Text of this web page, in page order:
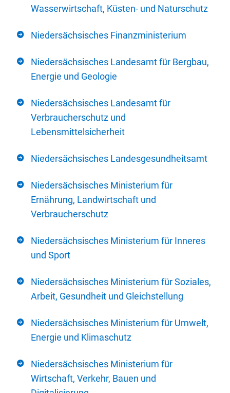
Wasserwirtschaft, Küsten- und Naturschutz
Niedersächsisches Finanzministerium
Niedersächsisches Landesamt für Bergbau,
Energie und Geologie
Niedersächsisches Landesamt für
Verbraucherschutz und
Lebensmittelsicherheit
Niedersächsisches Landesgesundheitsamt
Niedersächsisches Ministerium für
Ernährung, Landwirtschaft und
Verbraucherschutz
Niedersächsisches Ministerium für Inneres
und Sport
Niedersächsisches Ministerium für Soziales,
Arbeit, Gesundheit und Gleichstellung
Niedersächsisches Ministerium für Umwelt,
Energie und Klimaschutz
Niedersächsisches Ministerium für
Wirtschaft, Verkehr, Bauen und